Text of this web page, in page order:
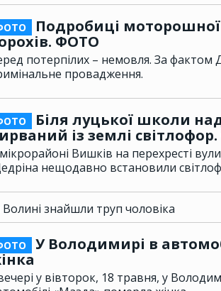
Подробиці
ФОТО
потерпілих – немовля. За фактом
провадження.
Біля луцької школи
із землі
Вишків на перехресті
нещодавно встановили
знайшли труп чоловіка
У Володимирі в
у вівторок, 18 травня, у